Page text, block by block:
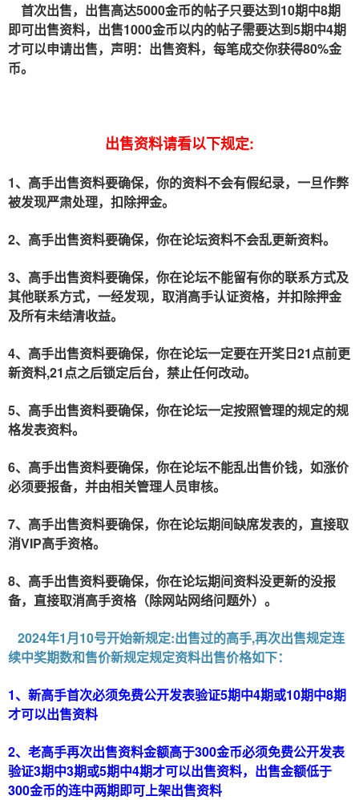
首次出售，出售高达5000金币的帖子只要达到10期中8期
即可出售资料，出售1000金币以内的帖子需要达到5期中4期
才可以申请出售，声明：出售资料，每笔成交你获得80%金
币。
出售资料请看以下规定:
1、高手出售资料要确保，你的资料不会有假纪录，一旦作弊
被发现严肃处理，扣除押金。
2、高手出售资料要确保，你在论坛资料不会乱更新资料。
3、高手出售资料要确保，你在论坛不能留有你的联系方式及
其他联系方式，一经发现，取消高手认证资格，并扣除押金
及所有未结清收益。
4、高手出售资料要确保，你在论坛一定要在开奖日21点前更
新资料,21点之后锁定后台，禁止任何改动。
5、高手出售资料要确保，你在论坛一定按照管理的规定的规
格发表资料。
6、高手出售资料要确保，你在论坛不能乱出售价钱，如涨价
必须要报备，并由相关管理人员审核。
7、高手出售资料要确保，你在论坛期间缺席发表的，直接取
消VIP高手资格。
8、高手出售资料要确保，你在论坛期间资料没更新的没报
备，直接取消高手资格（除网站网络问题外）。
2024年1月10号开始新规定:出售过的高手,再次出售规定连
续中奖期数和售价新规定规定资料出售价格如下：
1、新高手首次必须免费公开发表验证5期中4期或10期中8期
才可以出售资料
2、老高手再次出售资料金额高于300金币必须免费公开发表
验证3期中3期或5期中4期才可以出售资料，出售金额低于
300金币的连中两期即可上架出售资料